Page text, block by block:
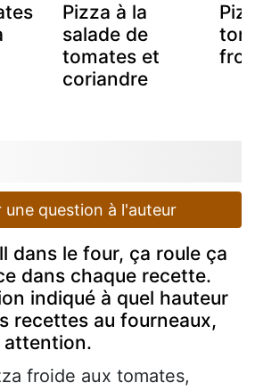
Pizza à la
salade de
tomates et
coriandre
une question à l'auteur
dans le four, ça roule ça
dans chaque recette.
indiqué à quel hauteur
recettes au fourneaux,
attention.
froide aux tomates,